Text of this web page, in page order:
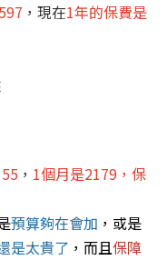
，現在1年的保費是
， 1個月是2179，保
預算夠在會加 ，或是
是太貴了 ，而且保障